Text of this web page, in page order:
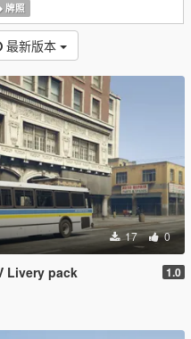
牌照
最新版本
17 0
Livery pack 1.0